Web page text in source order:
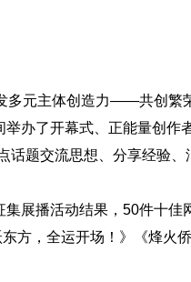
多元主体创造力——共创繁
办了开幕式、正能量创作
题交流思想、分享经验、
展播活动结果，50件十佳
方，全运开场！》《烽火